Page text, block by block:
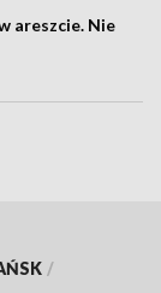
areszcie. Nie
/